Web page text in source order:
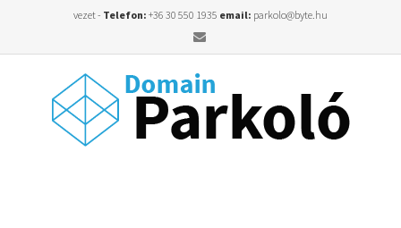
vezet - Telefon: +36 30 550 1935 email: parkolo@byte.hu
Email